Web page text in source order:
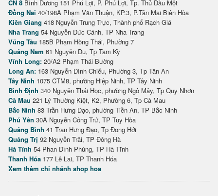
CN 8 Bình Dương 151 Phú Lợi, P. Phú Lợi, Tp. Thủ Dầu Một
Đồng Nai 40/198A Phạm Văn Thuận, KP.3, P.Tân Mai Biên Hòa
Kiên Giang 418 Nguyễn Trung Trực, Thành phố Rạch Giá
Nha Trang 54 Nguyễn Đức Cảnh, TP Nha Trang
Vũng Tàu 185B Phạm Hồng Thái, Phường 7
Quảng Nam 61 Nguyễn Du, Tp Tam Kỳ
Vĩnh Long: 20/A2 Phạm Thái Bường
Long An: 163 Nguyễn Đình Chiểu, Phường 3, Tp Tân An
Tây Ninh 1075 CTM8, phường Hiệp Ninh, TP Tây Ninh
Bình Định 340 Nguyễn Thái Học, phường Ngô Mây, Tp Quy Nhơn
Cà Mau 221 Lý Thường Kiệt, K2, Phường 6, Tp Cà Mau
Bắc Ninh 83 Trần Hưng Đạo, phường Tiền An, TP Bắc Ninh
Phú Yên 30A Nguyễn Công Trứ, TP Tuy Hòa
Quảng Bình 41 Trần Hưng Đạo, Tp Đồng Hới
Quảng Trị 92 Nguyễn Trãi, TP Đông Hà
Hà Tĩnh 54 Phan Đình Phùng, TP Hà Tĩnh
Thanh Hóa 177 Lê Lai, TP Thanh Hóa
Xem thêm chi nhánh shop hoa